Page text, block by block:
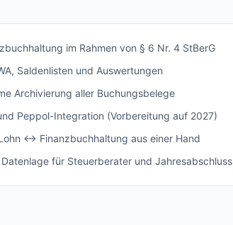
im Rahmen von § 6 Nr. 4 StBerG
Saldenlisten und Auswertungen
Archivierung aller Buchungsbelege
Peppol-Integration (Vorbereitung auf 2027)
↔ Finanzbuchhaltung aus einer Hand
für Steuerberater und Jahresabschluss